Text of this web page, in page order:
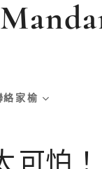
絡 家 榆